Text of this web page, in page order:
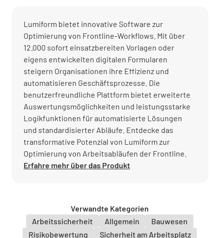
Lumiform bietet innovative Software zur
Optimierung von Frontline-Workflows. Mit über
12.000 sofort einsatzbereiten Vorlagen oder
eigens entwickelten digitalen Formularen
steigern Organisationen ihre Effizienz und
automatisieren Geschäftsprozesse. Die
benutzerfreundliche Plattform bietet erweiterte
Auswertungsmöglichkeiten und leistungsstarke
Logikfunktionen für automatisierte Lösungen
und standardisierter Abläufe. Entdecke das
transformative Potenzial von Lumiform zur
Optimierung von Arbeitsabläufen der Frontline.
Erfahre mehr über das Produkt
Verwandte Kategorien
Arbeitssicherheit
Allgemein
Bauwesen
Risikobewertung
Sicherheit am Arbeitsplatz